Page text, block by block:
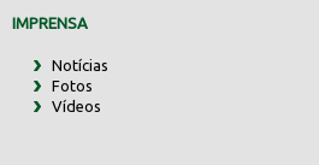
IMPRENSA
Notícias
Fotos
Vídeos